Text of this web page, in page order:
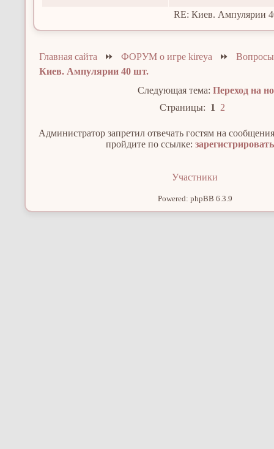
RE: Киев. Ампулярии
Главная сайта ⏩ФОРУМ о игре kireya ⏩
Киев. Ампулярии 40 шт.
Следующая тема:Переход на
Страницы: 1 2
Администратор запретил отвечать гостям на
пройдите по ссылке:
Участники
Powered: phpBB 6.3.9